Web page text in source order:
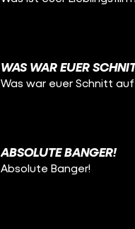
WAS WAR EUER
Was war euer Schnitt
ABSOLUTE BANGER!
Absolute Banger!